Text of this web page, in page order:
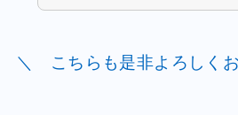
＼ こちらも是非よろしく